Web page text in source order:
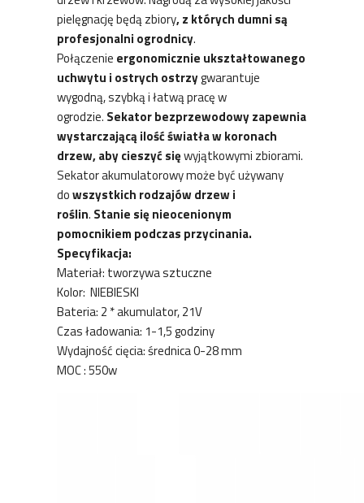
pielęgnację będą zbiory, z których dumni są
profesjonalni ogrodnicy.
Połączenie ergonomicznie ukształtowanego
uchwytu i ostrych ostrzygwarantuje
wygodną, szybką i łatwą pracę w
ogrodzie. Sekator bezprzewodowy zapewnia
wystarczającą ilość światła w koronach
drzew, aby cieszyć sięwyjątkowymi zbiorami.
Sekator akumulatorowy może być używany
dowszystkich rodzajów drzew i
roślin. Stanie się nieocenionym
pomocnikiem podczas przycinania.
Specyfikacja:
Materiał: tworzywa sztuczne
Kolor: NIEBIESKI
Bateria: 2 * akumulator, 21V
Czas ładowania: 1-1,5 godziny
Wydajność cięcia: średnica 0-28 mm
MOC : 550w